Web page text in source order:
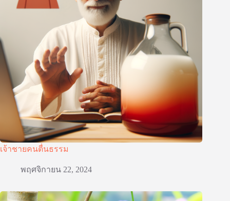
เจ้าชายคนตื่นธรรม
พฤศจิกายน 22, 2024